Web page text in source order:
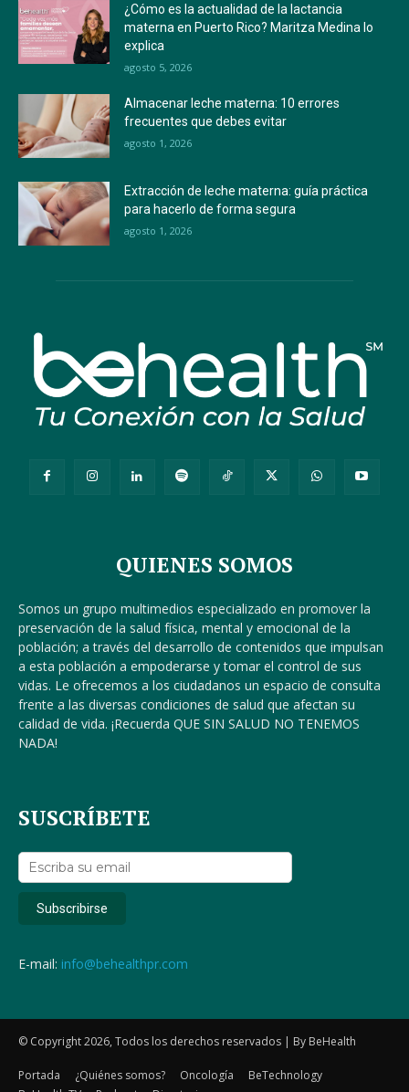
¿Cómo es la actualidad de la lactancia
materna en Puerto Rico? Maritza Medina lo
explica
agosto 5, 2026
Almacenar leche materna: 10 errores
frecuentes que debes evitar
agosto 1, 2026
Extracción de leche materna: guía práctica
para hacerlo de forma segura
agosto 1, 2026
QUIENES SOMOS
Somos un grupo multimedios especializado en promover la
preservación de la salud física, mental y emocional de la
población; a través del desarrollo de contenidos que impulsan
a esta población a empoderarse y tomar el control de sus
vidas. Le ofrecemos a los ciudadanos un espacio de consulta
frente a las diversas condiciones de salud que afectan su
calidad de vida. ¡Recuerda QUE SIN SALUD NO TENEMOS
NADA!
SUSCRÍBETE
E-mail: info@behealthpr.com
© Copyright 2026, Todos los derechos reservados | By BeHealth
Portada ¿Quiénes somos? Oncología
BeTechnology